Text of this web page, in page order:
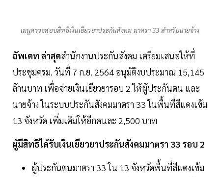
เมนูตรวจสอบสิทธิเงินเยียวยาประกันสังคม มาตรา 33 สำหรับนายจ้าง
อัพเดท ล่าสุดสำนักงานประกันสังคม เตรียมเสนอให้ที่
ประชุมครม. วันที่ 7 ก.ย. 2564 อนุมัติงบประมาณ 15,145
ล้านบาท เพื่อจ่ายเงินเยียวยารอบ 2 ให้ผู้ประกันตน และ
นายจ้าง ในระบบประกันสังคมมาตรา 33 ในพื้นที่สีแดงเข้ม
13 จังหวัด เพิ่มเติมให้อีกคนละ 2,500 บาท
ผู้มีสิทธิได้รับเงินเยียวยาประกันสังคมมาตรา 33 รอบ 2
ผู้ประกันตนมาตรา 33 ใน 13 จังหวัดพื้นที่สีแดงเข้ม